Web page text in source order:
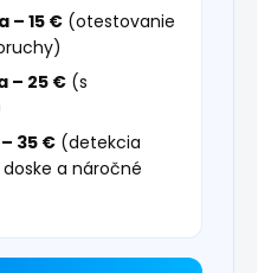
– 15 € (otestovanie
– 25 € (s
35 € (detekcia
a náročné